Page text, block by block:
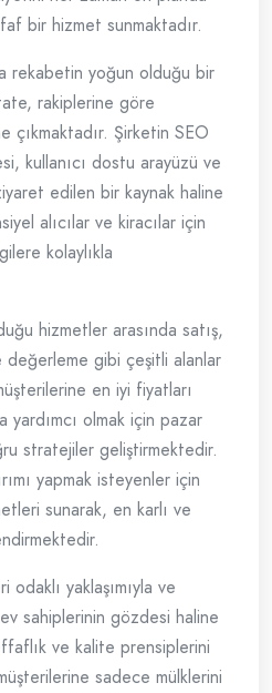
bir hizmet sunmaktadır.
rekabetin yoğun olduğu bir
rakiplerine göre
çıkmaktadır. Şirketin SEO
kullanıcı dostu arayüzü ve
edilen bir kaynak haline
alıcılar ve kiracılar için
kolaylıkla
hizmetler arasında satış,
değerleme gibi çeşitli alanlar
en iyi fiyatları
olmak için pazar
stratejiler geliştirmektedir.
yapmak isteyenler için
sunarak, en karlı ve
yaklaşımıyla ve
sahiplerinin gözdesi haline
ve kalite prensiplerini
sadece mülklerini